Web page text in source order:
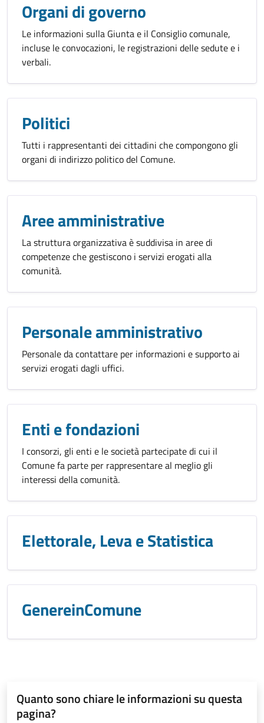
Organi di governo
Le informazioni sulla Giunta e il Consiglio comunale,
incluse le convocazioni, le registrazioni delle sedute e i
verbali.
Politici
Tutti i rappresentanti dei cittadini che compongono gli
organi di indirizzo politico del Comune.
Aree amministrative
La struttura organizzativa è suddivisa in aree di
competenze che gestiscono i servizi erogati alla
comunità.
Personale amministrativo
Personale da contattare per informazioni e supporto ai
servizi erogati dagli uffici.
Enti e fondazioni
I consorzi, gli enti e le società partecipate di cui il
Comune fa parte per rappresentare al meglio gli
interessi della comunità.
Elettorale, Leva e Statistica
GenereinComune
Quanto sono chiare le informazioni su questa
pagina?